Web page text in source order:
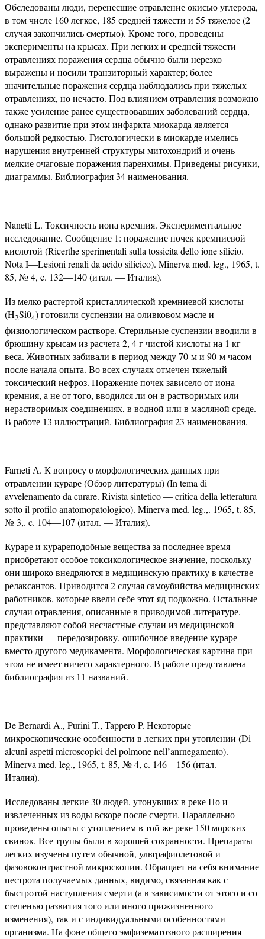
Обследованы люди, перенесшие отравление окисью углерода,
в том числе 160 легкое, 185 средней тяжести и 55 тяжелое (2
случая закончились смертью). Кроме того, проведены
эксперименты на крысах. При легких и средней тяжести
отравлениях поражения сердца обычно были нерезко
выражены и носили транзиторный характер; более
значительные поражения сердца наблюдались при тяжелых
отравлениях, но нечасто. Под влиянием отравления возможно
также усиление ранее существовавших заболеваний сердца,
однако развитие при этом инфаркта миокарда является
большой редкостью. Гистологически в миокарде имелись
нарушения внутренней структуры митохондрий и очень
мелкие очаговые поражения паренхимы. Приведены рисунки,
диаграммы. Библиография 34 наименования.
Nanetti L. Токсичность иона кремния. Экспериментальное
исследование. Сообщение 1: поражение почек кремниевой
кислотой (Ricerthe sperimentali sulla tossicita dello ione silicio.
Nota I—Lesioni renali da acido silicico). Minerva med. leg., 1965, t.
85, № 4, c. 132—140 (итал. — Италия).
Из мелко растертой кристаллической кремниевой кислоты
(H2Si04) готовили суспензии на оливковом масле и
физиологическом растворе. Стерильные суспензии вводили в
брюшину крысам из расчета 2, 4 г чистой кислоты на 1 кг
веса. Животных забивали в период между 70-м и 90-м часом
после начала опыта. Во всех случаях отмечен тяжелый
токсический нефроз. Поражение почек зависело от иона
кремния, а не от того, вводился ли он в растворимых или
нерастворимых соединениях, в водной или в масляной среде.
В работе 13 иллюстраций. Библиография 23 наименования.
Farneti А. К вопросу о морфологических данных при
отравлении кураре (Обзор литературы) (In tema di
avvelenamento da curare. Rivista sintetico — critica della letteratura
sotto il profilo anatomopatologico). Minerva med. leg.,. 1965, t. 85,
№ 3,. c. 104—107 (итал. — Италия).
Кураре и курареподобные вещества за последнее время
приобретают особое токсикологическое значение, поскольку
они широко внедряются в медицинскую практику в качестве
релаксантов. Приводится 2 случая самоубийства медицинских
работников, которые ввели себе этот яд подкожно. Остальные
случаи отравления, описанные в приводимой литературе,
представляют собой несчастные случаи из медицинской
практики — передозировку, ошибочное введение кураре
вместо другого медикамента. Морфологическая картина при
этом не имеет ничего характерного. В работе представлена
библиография из 11 названий.
De Вernardi A., Purini T., Tappero P. Некоторые
микроскопические особенности в легких при утоплении (Di
alcuni aspetti microscopici del polmone nell’anrnegamento).
Minerva med. leg., 1965, t. 85, № 4, c. 146—156 (итал. —
Италия).
Исследованы легкие 30 людей, утонувших в реке По и
извлеченных из воды вскоре после смерти. Параллельно
проведены опыты с утоплением в той же реке 150 морских
свинок. Все трупы были в хорошей сохранности. Препараты
легких изучены путем обычной, ультрафиолетовой и
фазовоконтрастной микроскопии. Обращает на себя внимание
пестрота получаемых данных, видимо, связанная как с
быстротой наступления смерти (а в зависимости от этого и со
степенью развития того или иного прижизненного
изменения), так и с индивидуальными особенностями
организма. На фоне общего эмфизематозного расширения